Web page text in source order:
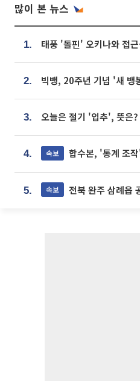
많이 본 뉴스
1.
2.
3. 오늘은 절기 '입추', 뜻은?
4. 속보 합수본, '통계 조작' 서울·
5. 속보 전북 완주 삼례읍